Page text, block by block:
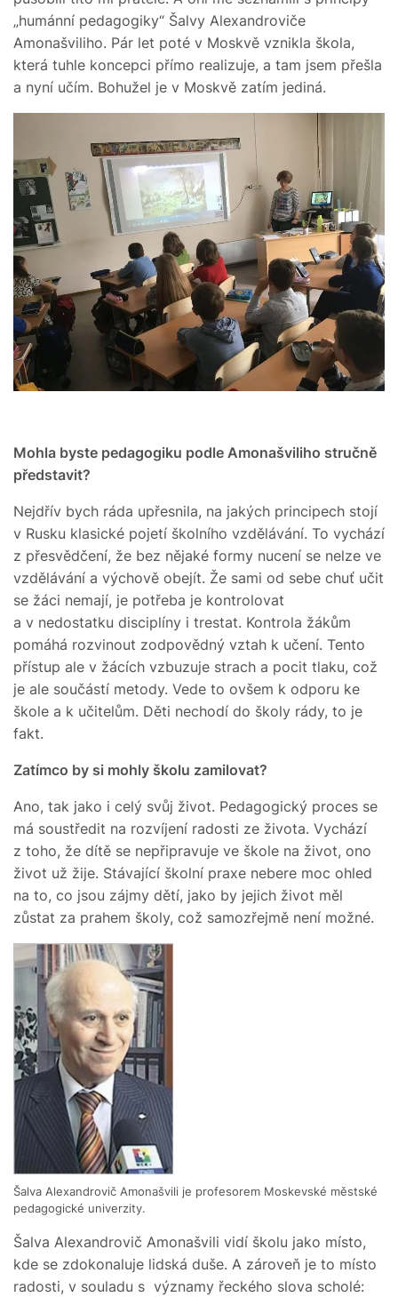
„humánní pedagogiky“ Šalvy Alexandroviče
Amonašviliho. Pár let poté v Moskvě vznikla škola,
která tuhle koncepci přímo realizuje, a tam jsem přešla
a nyní učím. Bohužel je v Moskvě zatím jediná.
Mohla byste pedagogiku podle Amonašviliho stručně
představit?
Nejdřív bych ráda upřesnila, na jakých principech stojí
v Rusku klasické pojetí školního vzdělávání. To vychází
z přesvědčení, že bez nějaké formy nucení se nelze ve
vzdělávání a výchově obejít. Že sami od sebe chuť učit
se žáci nemají, je potřeba je kontrolovat
a v nedostatku disciplíny i trestat. Kontrola žákům
pomáhá rozvinout zodpovědný vztah k učení. Tento
přístup ale v žácích vzbuzuje strach a pocit tlaku, což
je ale součástí metody. Vede to ovšem k odporu ke
škole a k učitelům. Děti nechodí do školy rády, to je
fakt.
Zatímco by si mohly školu zamilovat?
Ano, tak jako i celý svůj život. Pedagogický proces se
má soustředit na rozvíjení radosti ze života. Vychází
z toho, že dítě se nepřipravuje ve škole na život, ono
život už žije. Stávající školní praxe nebere moc ohled
na to, co jsou zájmy dětí, jako by jejich život měl
zůstat za prahem školy, což samozřejmě není možné.
Šalva Alexandrovič Amonašvili je profesorem Moskevské městské
pedagogické univerzity.
Šalva Alexandrovič Amonašvili vidí školu jako místo,
kde se zdokonaluje lidská duše. A zároveň je to místo
radosti, v souladu s významy řeckého slova scholé: